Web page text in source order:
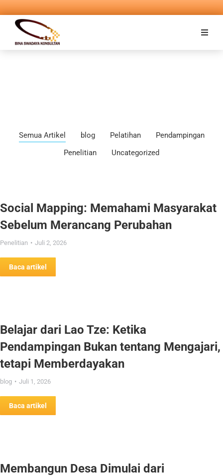
Semua Artikel blog Pelatihan
Pendampingan
Penelitian
Uncategorized
Social Mapping: Memahami Masyarakat
Sebelum Merancang Perubahan
Penelitian Juli 2, 2026
Baca artikel
Belajar dari Lao Tze: Ketika
Pendampingan Bukan tentang Mengajari,
tetapi Memberdayakan
blog Juli 1, 2026
Baca artikel
Membangun Desa Dimulai dari